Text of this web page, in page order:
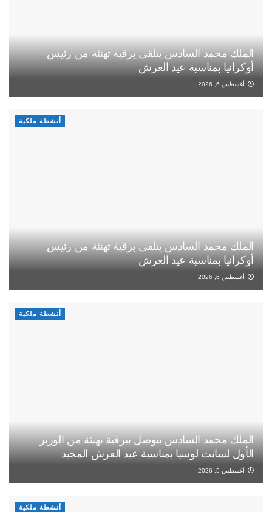
الملك محمد السادس يتلقى برقية تهنئة من رئيس
أوكرانيا بمناسبة عيد العرش
أغسطس 6, 2026
أنشطة ملكية
الملك محمد السادس يتلقى برقية تهنئة من رئيس
أوكرانيا بمناسبة عيد العرش
أغسطس 6, 2026
أنشطة ملكية
الملك محمد السادس يتوصل ببرقية تهنئة من الوزير
الأول لسانت لوسيا بمناسبة عيد العرش المجيد
أغسطس 5, 2026
أنشطة ملكية